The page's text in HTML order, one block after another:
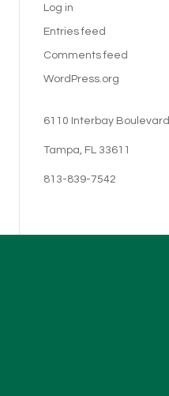
Log in
Entries feed
Comments feed
WordPress.org
6110 Interbay Boulevard
Tampa, FL 33611
813-839-7542